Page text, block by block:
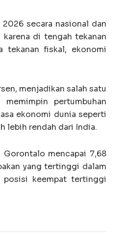
secara nasional dan
di tengah tekanan
tekanan fiskal, ekonomi
menjadikan salah satu
pertumbuhan
ekonomi dunia seperti
lebih rendah dari India.
mencapai 7,68
yang tertinggi dalam
keempat tertinggi